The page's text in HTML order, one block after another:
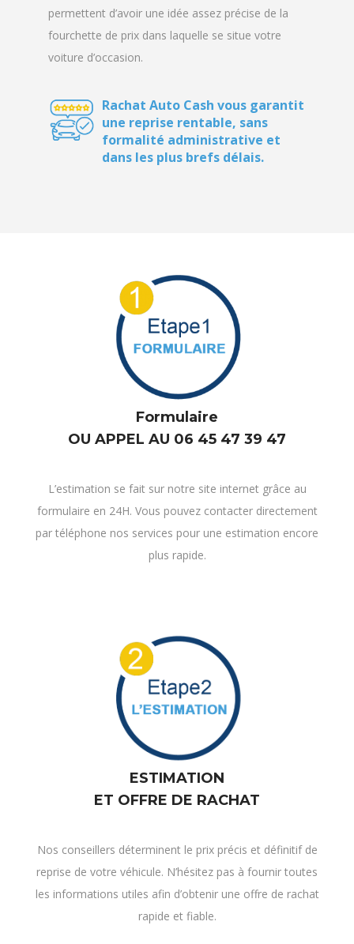
permettent d’avoir une idée assez précise de la
fourchette de prix dans laquelle se situe votre
voiture d’occasion.
Rachat Auto Cash vous garantit
une reprise rentable, sans
formalité administrative et
dans les plus brefs délais.
Formulaire
OU APPEL AU 06 45 47 39 47
L’estimation se fait sur notre site internet grâce au
formulaire en 24H. Vous pouvez contacter directement
par téléphone nos services pour une estimation encore
plus rapide.
ESTIMATION
ET OFFRE DE RACHAT
Nos conseillers déterminent le prix précis et définitif de
reprise de votre véhicule. N’hésitez pas à fournir toutes
les informations utiles afin d’obtenir une offre de rachat
rapide et fiable.